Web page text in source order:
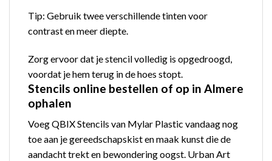
Tip: Gebruik twee verschillende tinten voor
contrast en meer diepte.
Zorg ervoor dat je stencil volledig is opgedroogd,
voordat je hem terug in de hoes stopt.
Stencils online bestellen of op in Almere
ophalen
Voeg QBIX Stencils van Mylar Plastic vandaag nog
toe aan je gereedschapskist en maak kunst die de
aandacht trekt en bewondering oogst. Urban Art